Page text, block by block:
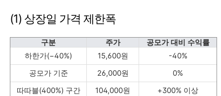
(1) 상장일 가격 제한폭
구분 주가
공모가 대비 수익률
하한가(−40%)
15,600원
-40%
공모가 기준
26,000원
0%
따따블(400%) 구간
104,000원 +300% 이상